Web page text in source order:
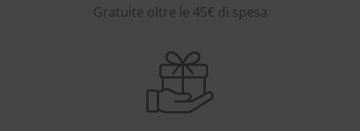
Gratuite oltre le 45€ di spesa